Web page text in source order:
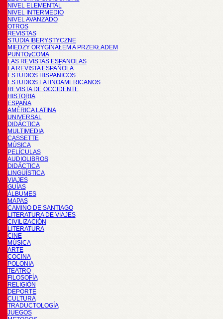
NIVEL ELEMENTAL
NIVEL INTERMEDIO
NIVEL AVANZADO
OTROS
REVISTAS
STUDIA IBERYSTYCZNE
MIĘDZY ORYGINAŁEM A PRZEKŁADEM
PUNTOyCOMA
LAS REVISTAS ESPANOLAS
LA REVISTA ESPAÑOLA
ESTUDIOS HISPANICOS
ESTUDIOS LATINOAMERICANOS
REVISTA DE OCCIDENTE
HISTORIA
ESPAÑA
AMÉRICA LATINA
UNIVERSAL
DIDÁCTICA
MULTIMEDIA
CASSETTE
MÚSICA
PELÍCULAS
AUDIOLIBROS
DIDÁCTICA
LINGÜÍSTICA
VIAJES
GUÍAS
ÁLBUMES
MAPAS
CAMINO DE SANTIAGO
LITERATURA DE VIAJES
CIVILIZACIÓN
LITERATURA
CINE
MÚSICA
ARTE
COCINA
POLONIA
TEATRO
FILOSOFÍA
RELIGIÓN
DEPORTE
CULTURA
TRADUCTOLOGÍA
JUEGOS